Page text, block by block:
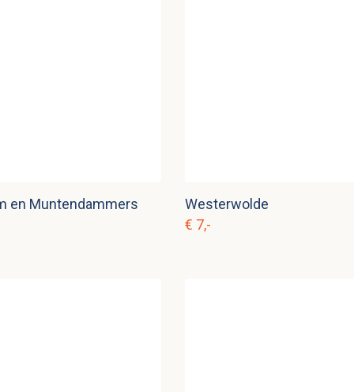
en Muntendammers
Westerwolde
€ 7,-